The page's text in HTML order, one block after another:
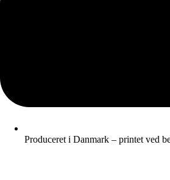
Produceret i Danmark – printet ved